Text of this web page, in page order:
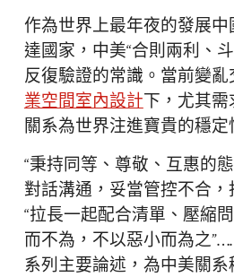
作為世界上最年夜的發展
達國家，中美“合則兩利、
反復驗證的常識。當前變
業空間室內設計下，尤其需
關系為世界注進寶貴的穩定
“秉持同等、尊敬、互惠的
對話溝通，妥當管控不合，
“拉長一起配合清單、壓縮
而不為，不以惡小而為之
系列主要論述，為中美關